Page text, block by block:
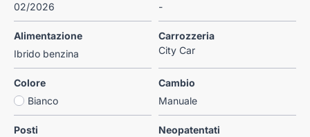
02/2026
-
Alimentazione
Ibrido benzina
Carrozzeria
City Car
Colore
Bianco
Cambio
Manuale
Posti
Neopatentati